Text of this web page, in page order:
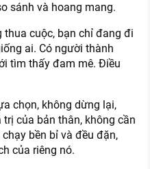
sánh và hoang mang.
thua cuộc, bạn chỉ đang đi
ai. Có người thành
tìm thấy đam mê. Điều
chọn, không dừng lại,
của bản thân, không cần
bền bỉ và đều đặn,
của riêng nó.